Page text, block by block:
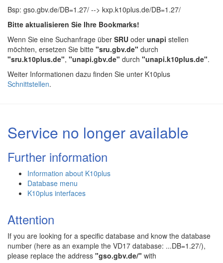
Bsp: gso.gbv.de/DB=1.27/ --> kxp.k10plus.de/DB=1.27/
Bitte aktualisieren Sie Ihre Bookmarks!
Wenn Sie eine Suchanfrage über SRU oder unapi stellen
möchten, ersetzen Sie bitte "sru.gbv.de" durch
"sru.k10plus.de", "unapi.gbv.de" durch "unapi.k10plus.de".
Weiter Informationen dazu finden Sie unter K10plus
Schnittstellen.
Service no longer available
Further information
Information about K10plus
Database menu
K10plus interfaces
Attention
If you are looking for a specific database and know the database
number (here as an example the VD17 database: ...DB=1.27/),
please replace the address "gso.gbv.de/" with